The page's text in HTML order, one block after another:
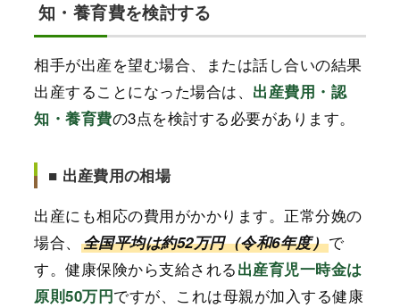
知・養育費を検討する
相手が出産を望む場合、または話し合いの結果
出産することになった場合は、 出産費用・認
知・養育費の3点を検討する必要があります。
■ 出産費用の相場
出産にも相応の費用がかかります。正常分娩の
場合、
全国平均は約52万円（令和6年度）で
す。健康保険から支給される出産育児一時金は
原則50万円ですが、これは母親が加入する健康